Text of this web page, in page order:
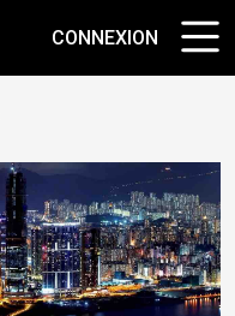
CONNEXION